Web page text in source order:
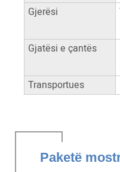
Gjerësi
Gjatësi e çantës
Transportues
Paketë